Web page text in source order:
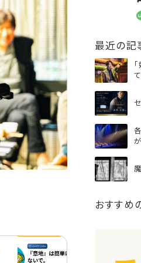
最近の記
おすすめ